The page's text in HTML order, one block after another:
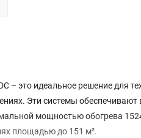
– это идеальное решение для
Эти системы
мощностью обогрева
площадью до 151 м².